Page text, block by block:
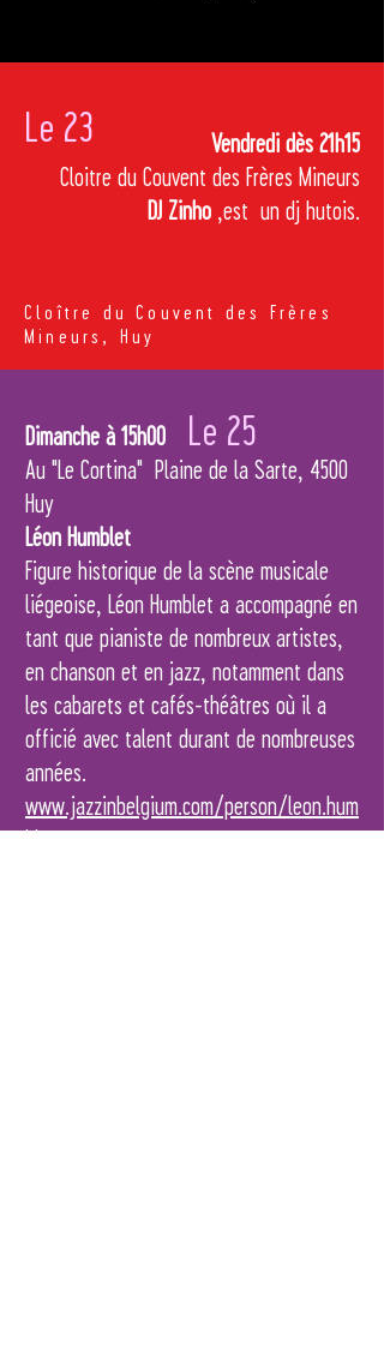
Vendredi dès 21h15
Cloitre du Couvent des Frères Mineurs
DJ Zinho ,est un dj hutois.
Le 23
Cloître du Couvent des Frères
Mineurs, Huy
Le 25
Dimanche à 15h00
Au "Le Cortina" Plaine de la Sarte, 4500
Huy
Léon Humblet
Figure historique de la scène musicale
liégeoise, Léon Humblet a accompagné en
tant que pianiste de nombreux artistes,
en chanson et en jazz, notamment dans
les cabarets et cafés-théâtres où il a
officié avec talent durant de nombreuses
années.
www.jazzinbelgium.com/person/leon.hum
blet